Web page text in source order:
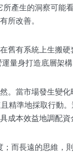
產生的洞察可能
所改善。
舊有系統上生搬
量身打造底層架構
。當市場發生變
準地採取行動。
成本效益地調配資
而長遠的思維，